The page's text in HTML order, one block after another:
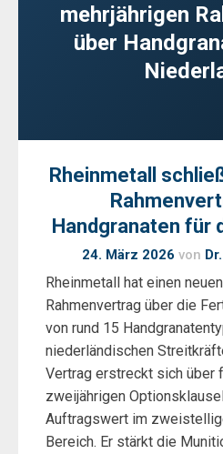
mehrjährigen
über
Rheinmetall
Handgranaten für
24. März 2026 von
Rheinmetall hat einen
Rahmenvertrag über die
von rund 15
niederländischen
Vertrag erstreckt sich über
zweijährigen
Auftragswert im
Bereich. Er stärkt die